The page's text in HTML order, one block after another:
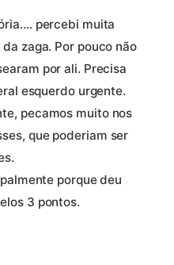
percebi muita
zaga. Por pouco não
por ali. Precisa
esquerdo urgente.
pecamos muito nos
que poderiam ser
porque deu
3 pontos.